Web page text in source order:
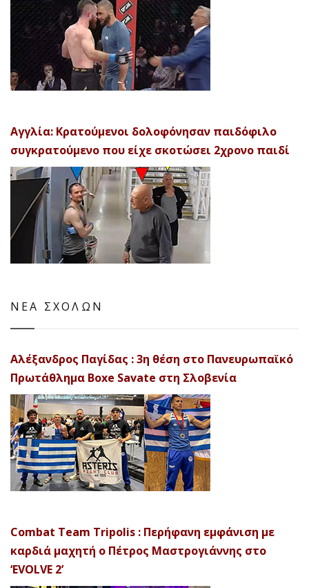
Αγγλία: Κρατούμενοι δολοφόνησαν παιδόφιλο
συγκρατούμενο που είχε σκοτώσει 2χρονο παιδί
ΝΕΑ ΣΧΟΛΩΝ
Αλέξανδρος Παγίδας : 3η θέση στο Πανευρωπαϊκό
Πρωτάθλημα Boxe Savate στη Σλοβενία
Combat Team Tripolis : Περήφανη εμφάνιση με
καρδιά μαχητή ο Πέτρος Μαστρογιάννης στο
‘EVOLVE 2’